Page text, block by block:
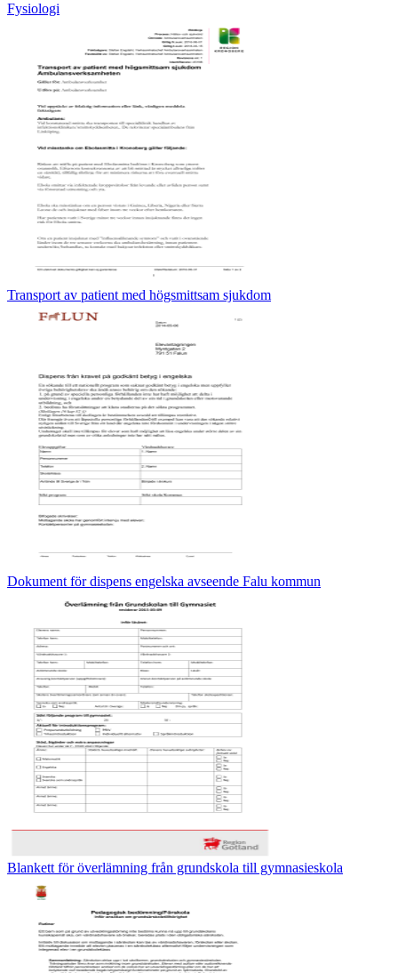
Fysiologi
Transport av patient med högsmittsam sjukdom
Dokument för dispens engelska avseende Falu kommun
Blankett för överlämning från grundskola till gymnasieskola